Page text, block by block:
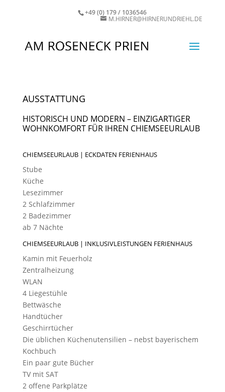
+49 (0) 179 / 1036546
M.HIRNER@HIRNERUNDRIEHL.DE
AUSSTATTUNG
HISTORISCH UND MODERN – EINZIGARTIGER
WOHNKOMFORT FÜR IHREN CHIEMSEEURLAUB
CHIEMSEEURLAUB | ECKDATEN FERIENHAUS
Stube
Küche
Lesezimmer
2 Schlafzimmer
2 Badezimmer
ab 7 Nächte
CHIEMSEEURLAUB | INKLUSIVLEISTUNGEN FERIENHAUS
​Kamin mit Feuerholz
Zentralheizung
WLAN
4 Liegestühle
Bettwäsche
Handtücher
Geschirrtücher
Die üblichen Küchenutensilien – nebst bayerischem
Kochbuch
Ein paar gute Bücher
TV mit SAT
2 offene Parkplätze